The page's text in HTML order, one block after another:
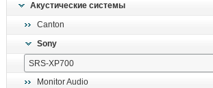
ресиверы, усилители
климатехника
отопительные котлы
Акустические системы
Canton
Sony
Monitor Audio